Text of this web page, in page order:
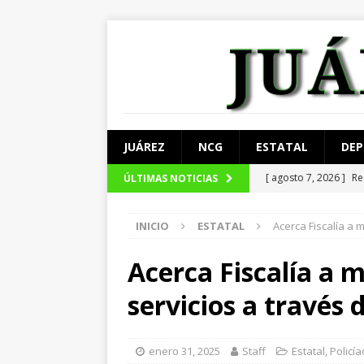
JUÁREZ NCG ESTATAL
ÚLTIMAS NOTICIAS [ agosto 7, 2026 ]
[ agosto 5, 2026 ]
[ agosto 5, 2026 ]
[ agosto 5, 2026 ]
[ agosto 7, 2026 ]
INICIO ESTATAL Acerca Fiscalía a
Acerca Fiscalía a
servicios a través
enero 31, 2025 Staff Estatal,